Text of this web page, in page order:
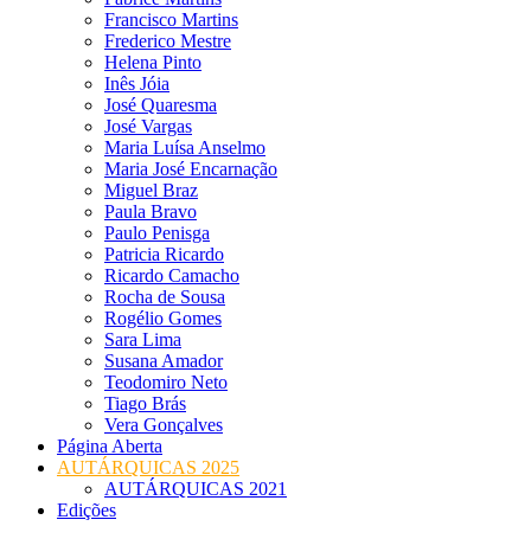
Francisco Martins
Frederico Mestre
Helena Pinto
Inês Jóia
José Quaresma
José Vargas
Maria Luísa Anselmo
Maria José Encarnação
Miguel Braz
Paula Bravo
Paulo Penisga
Patricia Ricardo
Ricardo Camacho
Rocha de Sousa
Rogélio Gomes
Sara Lima
Susana Amador
Teodomiro Neto
Tiago Brás
Vera Gonçalves
Página Aberta
AUTÁRQUICAS 2025
AUTÁRQUICAS 2021
Edições